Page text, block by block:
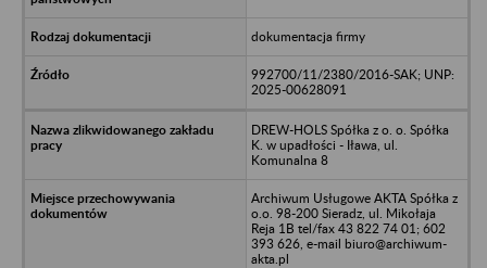
dokumentacja firmy
992700/11/2380/2016-SAK; UNP:
2025-00628091
DREW-HOLS Spółka z o. o. Spółka
K. w upadłości - Iława, ul.
Komunalna 8
Archiwum Usługowe AKTA Spółka z
o.o. 98-200 Sieradz, ul. Mikołaja
Reja 1B tel/fax 43 822 74 01; 602
393 626, e-mail biuro@archiwum-
akta.pl